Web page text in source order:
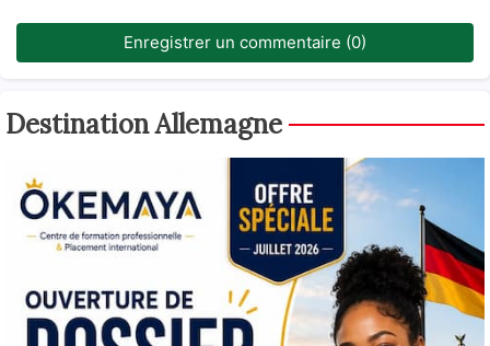
Enregistrer un commentaire (0)
Destination Allemagne